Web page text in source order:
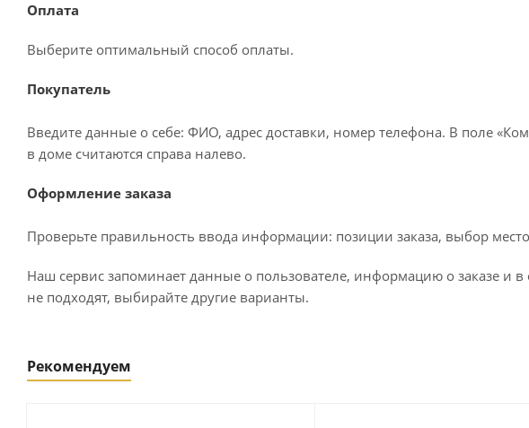
Оплата
Выберите оптимальный способ оплаты.
Покупатель
Введите данные о себе: ФИО, адрес доставки, номер телефона. В поле
в доме считаются справа налево.
Оформление заказа
Проверьте правильность ввода информации: позиции заказа, выбор
Наш сервис запоминает данные о пользователе, информацию о заказе и
не подходят, выбирайте другие варианты.
Рекомендуем